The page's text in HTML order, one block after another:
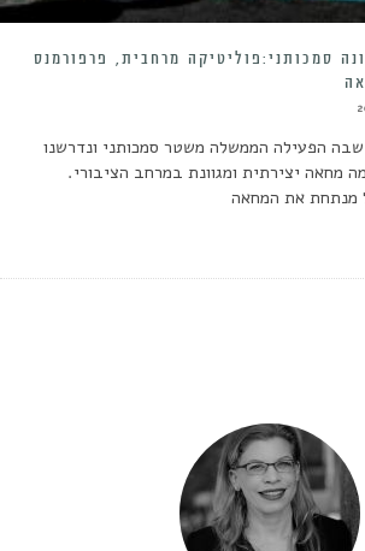
סמכותני:פוליטיקה מרחבית, פרפורמנס
שבה הפעילה הממשלה משטר סמכותני ונדרשנו
מחאה יצירתית ומגוונת במרחב הציבורי.
מנתחת את המחאה